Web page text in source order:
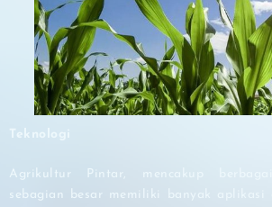
Teknologi
Agrikultur Pintar, mencakup
sebagian besar memiliki banyak aplikasi